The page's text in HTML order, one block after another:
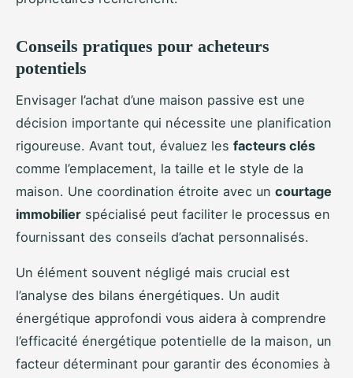
Conseils pratiques pour acheteurs
potentiels
Envisager l’achat d’une maison passive est une
décision importante qui nécessite une planification
rigoureuse. Avant tout, évaluez les facteurs clés
comme l’emplacement, la taille et le style de la
maison. Une coordination étroite avec un courtage
immobilier spécialisé peut faciliter le processus en
fournissant des conseils d’achat personnalisés.
Un élément souvent négligé mais crucial est
l’analyse des bilans énergétiques. Un audit
énergétique approfondi vous aidera à comprendre
l’efficacité énergétique potentielle de la maison, un
facteur déterminant pour garantir des économies à